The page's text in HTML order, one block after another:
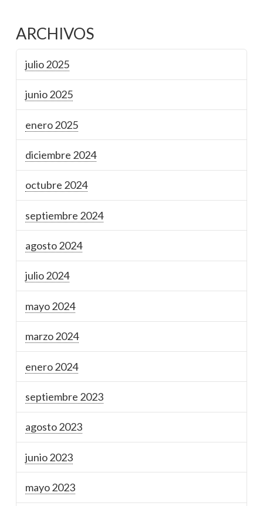
ARCHIVOS
julio 2025
junio 2025
enero 2025
diciembre 2024
octubre 2024
septiembre 2024
agosto 2024
julio 2024
mayo 2024
marzo 2024
enero 2024
septiembre 2023
agosto 2023
junio 2023
mayo 2023